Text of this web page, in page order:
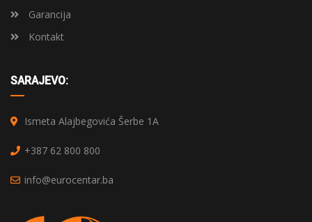
Garancija
Kontakt
SARAJEVO:
Ismeta Alajbegovića Šerbe 1A
+387 62 800 800
info@eurocentar.ba